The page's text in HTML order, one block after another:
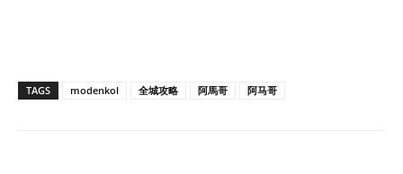
TAGS modenkol 全城攻略 阿馬哥 阿马哥